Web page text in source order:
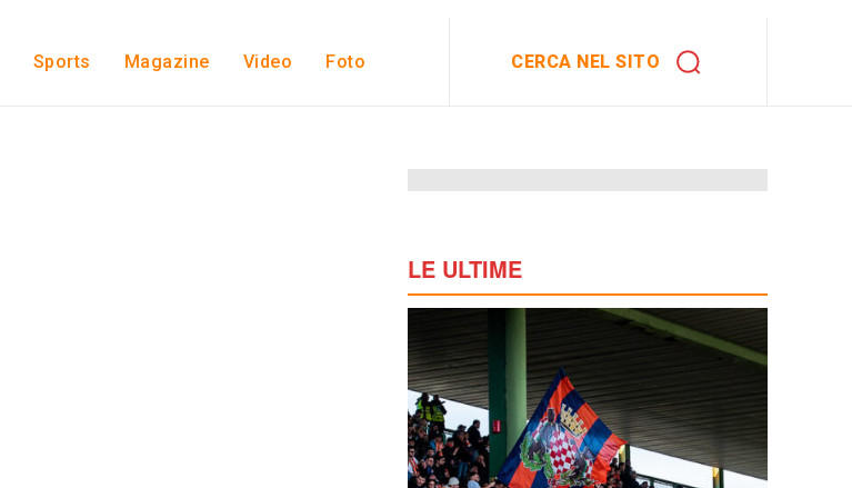
Sports Magazine Video Foto CERCA NEL SITO
LE ULTIME